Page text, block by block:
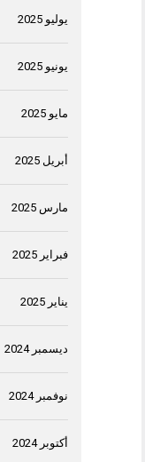
يوليو 2025
يونيو 2025
مايو 2025
أبريل 2025
مارس 2025
فبراير 2025
يناير 2025
ديسمبر 2024
نوفمبر 2024
أكتوبر 2024